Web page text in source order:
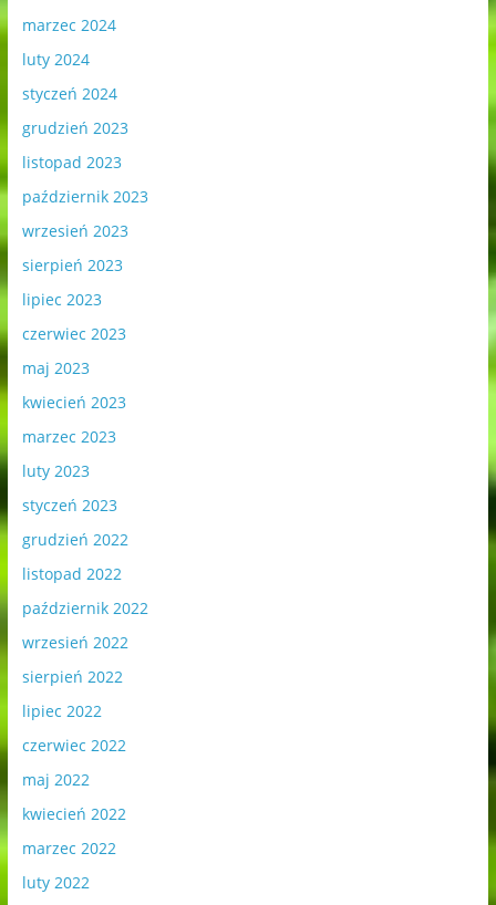
marzec 2024
luty 2024
styczeń 2024
grudzień 2023
listopad 2023
październik 2023
wrzesień 2023
sierpień 2023
lipiec 2023
czerwiec 2023
maj 2023
kwiecień 2023
marzec 2023
luty 2023
styczeń 2023
grudzień 2022
listopad 2022
październik 2022
wrzesień 2022
sierpień 2022
lipiec 2022
czerwiec 2022
maj 2022
kwiecień 2022
marzec 2022
luty 2022